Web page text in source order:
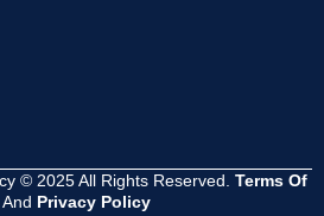
© 2025 All Rights Reserved. Terms Of
And Privacy Policy